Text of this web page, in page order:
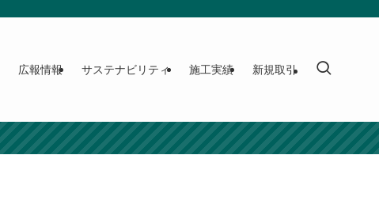
広報情報 サステナビリティ 施工実績 新規取引